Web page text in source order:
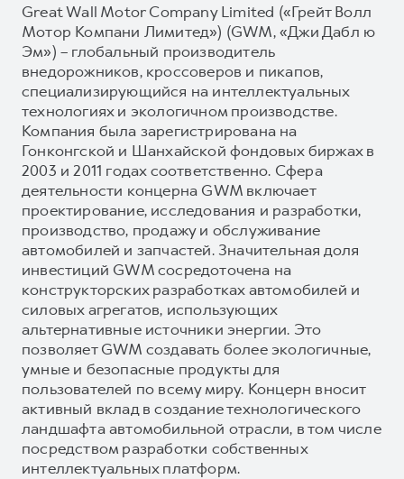
Great Wall Motor Company Limited («Грейт Волл
Мотор Компани Лимитед») (GWM, «Джи Дабл ю
Эм») – глобальный производитель
внедорожников, кроссоверов и пикапов,
специализирующийся на интеллектуальных
технологиях и экологичном производстве.
Компания была зарегистрирована на
Гонконгской и Шанхайской фондовых биржах в
2003 и 2011 годах соответственно. Сфера
деятельности концерна GWM включает
проектирование, исследования и разработки,
производство, продажу и обслуживание
автомобилей и запчастей. Значительная доля
инвестиций GWM сосредоточена на
конструкторских разработках автомобилей и
силовых агрегатов, использующих
альтернативные источники энергии. Это
позволяет GWM создавать более экологичные,
умные и безопасные продукты для
пользователей по всему миру. Концерн вносит
активный вклад в создание технологического
ландшафта автомобильной отрасли, в том числе
посредством разработки собственных
интеллектуальных платформ.